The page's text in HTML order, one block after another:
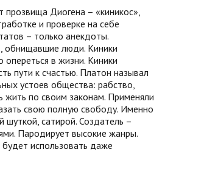
прозвища Диогена – «киникос»,
и проверке на себе
– только анекдоты.
обнищавшие люди. Киники
в жизни. Киники
пути к счастью. Платон называл
устоев общества: рабство,
жить по своим законам. Применяли
свою полную свободу. Именно
шуткой, сатирой. Создатель –
Пародирует высокие жанры.
использовать даже